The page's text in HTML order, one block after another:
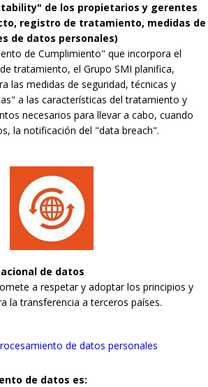
de los propietarios y gerentes
registro de tratamiento, medidas de
de datos personales)
de Cumplimiento" que incorpora el
tratamiento, el Grupo SMI planifica,
las medidas de seguridad, técnicas y
a las características del tratamiento y
necesarios para llevar a cabo, cuando
la notificación del "data breach".
de datos
a respetar y adoptar los principios y
la transferencia a terceros países.
de datos personales
de datos es: